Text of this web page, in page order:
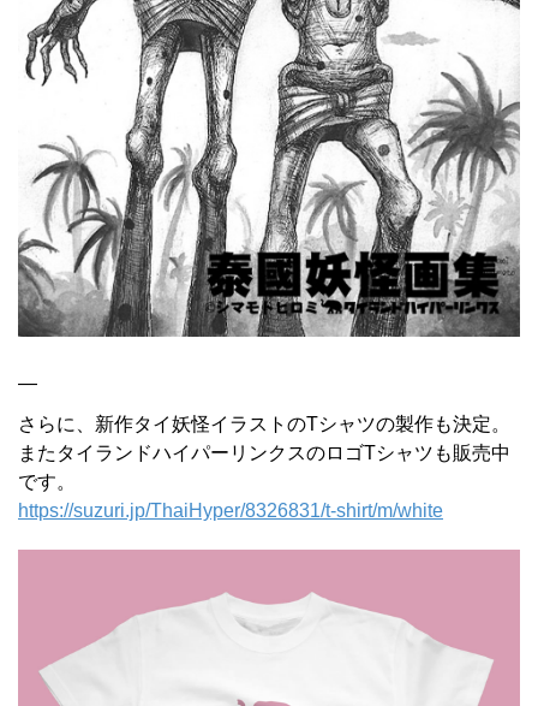
—
さらに、新作タイ妖怪イラストのTシャツの製作も決定。
またタイランドハイパーリンクスのロゴTシャツも販売中
です。
https://suzuri.jp/ThaiHyper/8326831/t-shirt/m/white